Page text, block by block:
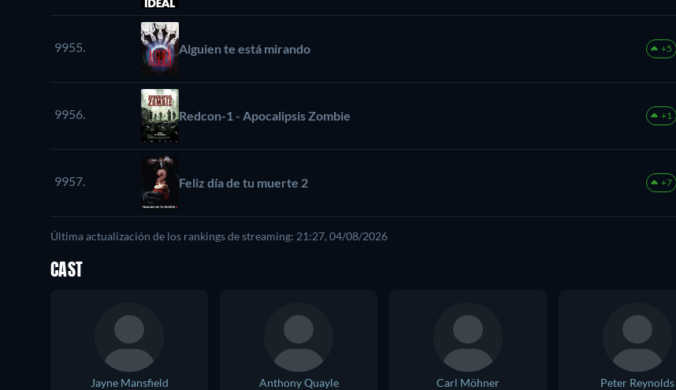
9955. Alguien te está mirando +5
9956. Redcon-1 - Apocalipsis Zombie +1
9957. Feliz día de tu muerte 2 +7
Última actualización de los rankings de streaming: 21:27, 04/08/2026
CAST
Jayne Mansfield
Anthony Quayle
Carl Möhner
Peter Reynolds